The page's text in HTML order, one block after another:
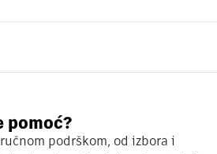
pomoć?
podrškom, od izbora i